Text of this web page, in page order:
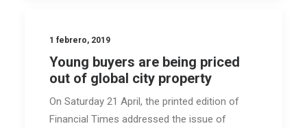
1 febrero, 2019
Young buyers are being priced
out of global city property
On Saturday 21 April, the printed edition of
Financial Times addressed the issue of